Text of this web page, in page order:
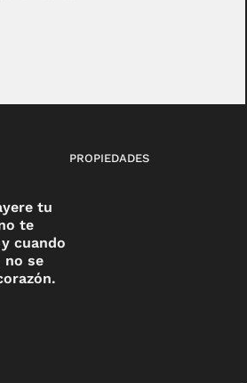
tu
te
cuando
no se
PROPIEDADES